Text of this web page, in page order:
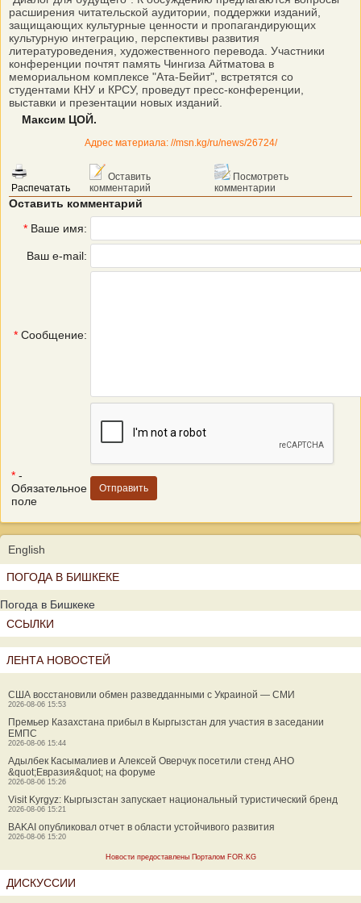
расширения читательской аудитории, поддержки изданий,
защищающих культурные ценности и пропагандирующих
культурную интеграцию, перспективы развития
литературоведения, художественного перевода. Участники
конференции почтят память Чингиза Айтматова в
мемориальном комплексе "Ата-Бейит", встретятся со
студентами КНУ и КРСУ, проведут пресс-конференции,
выставки и презентации новых изданий.
Максим ЦОЙ.
Адрес материала: //msn.kg/ru/news/26724/
Распечатать
Оставить
комментарий
Посмотреть
комментарии
Оставить комментарий
* Ваше имя:
Ваш e-mail:
* Сообщение:
* -
Обязательное
поле
English
ПОГОДА В БИШКЕКЕ
Погода в Бишкеке
ССЫЛКИ
ЛЕНТА НОВОСТЕЙ
США восстановили обмен разведданными с Украиной — СМИ
2026-08-06 15:53
Премьер Казахстана прибыл в Кыргызстан для участия в заседании
ЕМПС
2026-08-06 15:44
Адылбек Касымалиев и Алексей Оверчук посетили стенд АНО
&quot;Евразия&quot; на форуме
2026-08-06 15:26
Visit Kyrgyz: Кыргызстан запускает национальный туристический бренд
2026-08-06 15:21
BAKAI опубликовал отчет в области устойчивого развития
2026-08-06 15:20
Новости предоставлены Порталом FOR.KG
ДИСКУССИИ